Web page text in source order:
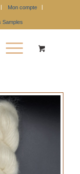
Mon compte
Samples